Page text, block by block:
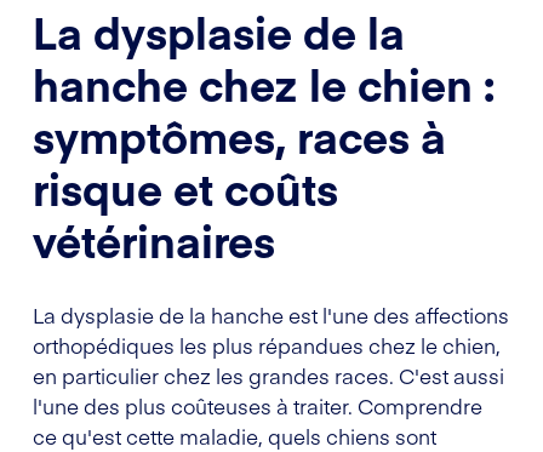
La dysplasie de la
hanche chez le chien :
symptômes, races à
risque et coûts
vétérinaires
La dysplasie de la hanche est l'une des affections
orthopédiques les plus répandues chez le chien,
en particulier chez les grandes races. C'est aussi
l'une des plus coûteuses à traiter. Comprendre
ce qu'est cette maladie, quels chiens sont